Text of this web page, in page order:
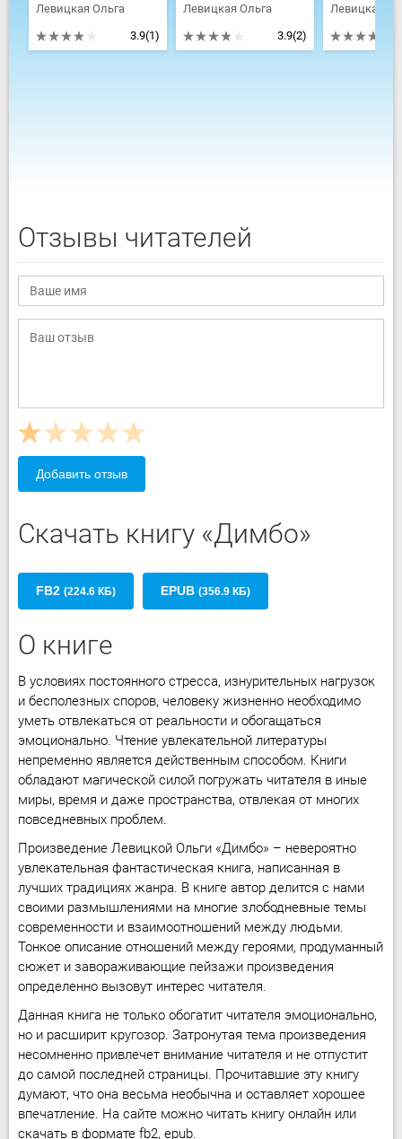
Левицкая Ольга
3.9(1)
Левицкая Ольга
3.9(2)
Левицкая
Отзывы читателей
Добавить отзыв
Скачать книгу «Димбо»
FB2 (224.6 КБ) EPUB (356.9 КБ)
О книге
В условиях постоянного стресса, изнурительных нагрузок
и бесполезных споров, человеку жизненно необходимо
уметь отвлекаться от реальности и обогащаться
эмоционально. Чтение увлекательной литературы
непременно является действенным способом. Книги
обладают магической силой погружать читателя в иные
миры, время и даже пространства, отвлекая от многих
повседневных проблем.
Произведение Левицкой Ольги «Димбо» – невероятно
увлекательная фантастическая книга, написанная в
лучших традициях жанра. В книге автор делится с нами
своими размышлениями на многие злободневные темы
современности и взаимоотношений между людьми.
Тонкое описание отношений между героями, продуманный
сюжет и завораживающие пейзажи произведения
определенно вызовут интерес читателя.
Данная книга не только обогатит читателя эмоционально,
но и расширит кругозор. Затронутая тема произведения
несомненно привлечет внимание читателя и не отпустит
до самой последней страницы. Прочитавшие эту книгу
думают, что она весьма необычна и оставляет хорошее
впечатление. На сайте можно читать книгу онлайн или
скачать в формате fb2, epub.